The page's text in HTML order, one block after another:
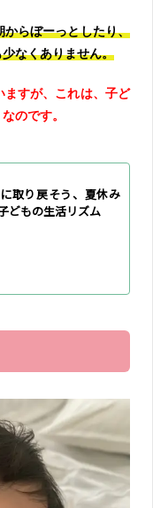
らぼーっとしたり、
なくありません。
ますが、これは、子ど
のです。
取り戻そう、夏休み
どもの生活リズム